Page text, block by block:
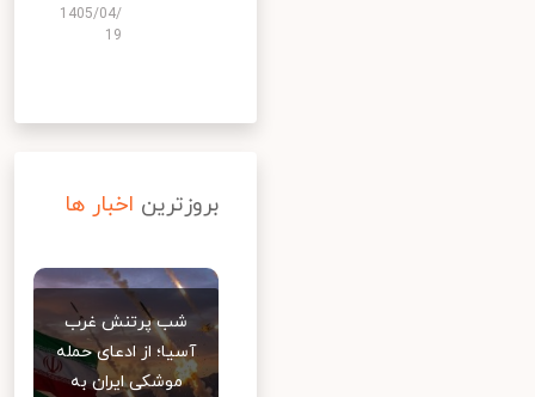
1405/04/
19
بروزترین اخبار ها
شب پرتنش غرب
آسیا؛ از ادعای حمله
موشکی ایران به